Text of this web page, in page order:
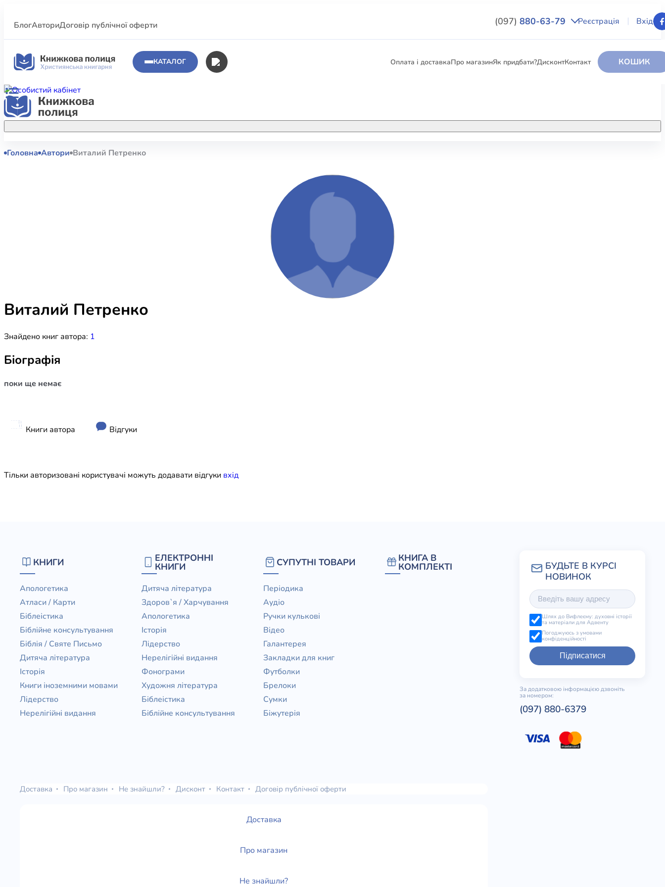
БлогАвториДоговір публічної оферти (097) 880-63-79 Реєстрація Вхід
КАТАЛОГ Оплата і доставкаПро магазинЯк придбати?ДисконтКонтакт КОШИК
Акційні пропозиції
КНИГИ
Біблійне консультування
Художня література
ЕЛЕКТРОННІ КНИГИ
КНИГА В КОМПЛЕКТІ
Головна Автори Виталий Петренко
Виталий Петренко
Знайдено книг автора: 1
Біографія
поки ще немає
Книги автора Відгуки
Тільки авторизовані користувачі можуть додавати відгуки вхiд
КНИГИ
Апологетика
Атласи / Карти
Біблеістика
Біблійне консультування
Біблія / Святе Письмо
Дитяча література
Історія
Книги іноземними мовами
Лідерство
Нерелігійні видання
ЕЛЕКТРОННІ
КНИГИ
Дитяча література
Здоров`я / Харчування
Апологетика
Історія
Лідерство
Нерелігійні видання
Фонограми
Художня література
Біблеістика
Біблійне консультування
СУПУТНІ ТОВАРИ
Періодика
Аудіо
Ручки кулькові
Відео
Галантерея
Закладки для книг
Футболки
Брелоки
Сумки
Біжутерія
КНИГА В
КОМПЛЕКТІ
Шлях до Вифлеєму: духовні історії
та матеріали для Адвенту
Погоджуюсь з умовами
конфіденційності
Підписатися
За додатковою інформацією дзвоніть
за номером:
(097) 880-6379
Доставка Про магазин Не знайшли? Дисконт Контакт Договір публічної оферти
Доставка
Про магазин
Не знайшли?